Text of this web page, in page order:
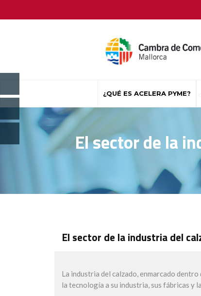
¿QUÉ ES ACELERA PYME?
El sector de la
El sector de la industria del
La industria del calzado, enmarcado
la tecnología a su industria, sus fábricas y